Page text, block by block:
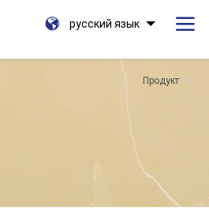
русский язык
Продукт